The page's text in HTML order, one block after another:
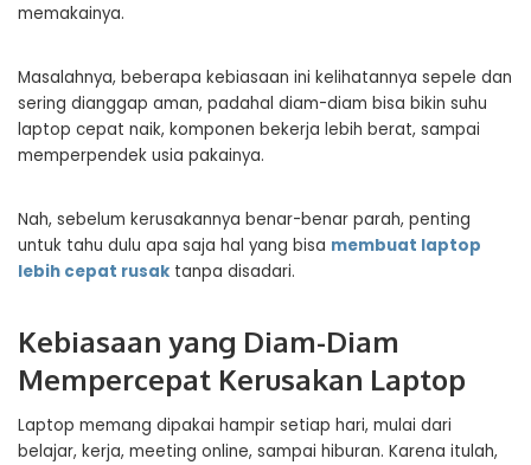
memakainya.
Masalahnya, beberapa kebiasaan ini kelihatannya sepele dan
sering dianggap aman, padahal diam-diam bisa bikin suhu
laptop cepat naik, komponen bekerja lebih berat, sampai
memperpendek usia pakainya.
Nah, sebelum kerusakannya benar-benar parah, penting
untuk tahu dulu apa saja hal yang bisa membuat laptop
lebih cepat rusak tanpa disadari.
Kebiasaan yang Diam-Diam
Mempercepat Kerusakan Laptop
Laptop memang dipakai hampir setiap hari, mulai dari
belajar, kerja, meeting online, sampai hiburan. Karena itulah,